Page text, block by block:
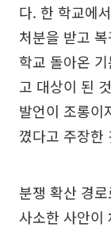
다. 한 학교에
처분을 받고
학교 돌아온
고 대상이 된
발언이 조롱이
꼈다고 주장한
분쟁 확산 경
사소한 사안이